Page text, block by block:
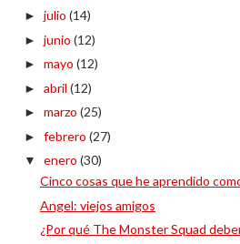
► julio (14)
► junio (12)
► mayo (12)
► abril (12)
► marzo (25)
► febrero (27)
▼ enero (30)
Cinco cosas que he aprendido
Angel: viejos amigos
¿Por qué The Monster Squad